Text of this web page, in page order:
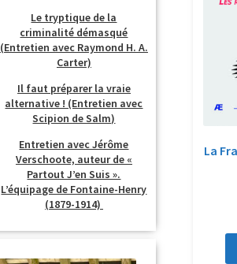
La
Le tryptique de la
criminalité démasqué
(Entretien avec Raymond H. A.
Carter)
Il faut préparer la vraie
alternative ! (Entretien avec
Scipion de Salm)
Entretien avec Jérôme
Verschoote, auteur de «
Partout J’en Suis ».
L’équipage de Fontaine-Henry
(1879-1914)